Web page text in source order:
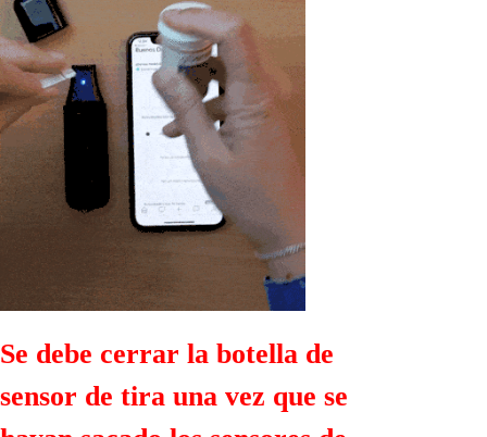
Se debe cerrar la botella de
sensor de tira una vez que se